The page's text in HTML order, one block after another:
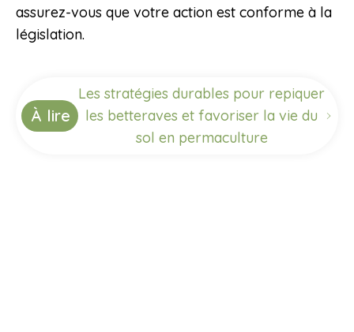
assurez-vous que votre action est conforme à la
législation.
À lire
Les stratégies durables pour repiquer
les betteraves et favoriser la vie du
sol en permaculture